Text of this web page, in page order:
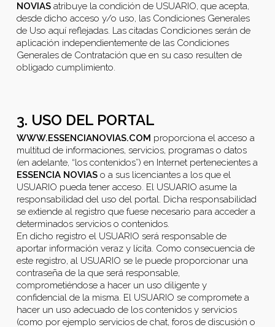
NOVIASatribuye la condición de USUARIO, que acepta,
desde dicho acceso y/o uso, las Condiciones Generales
de Uso aquí reflejadas. Las citadas Condiciones serán de
aplicación independientemente de las Condiciones
Generales de Contratación que en su caso resulten de
obligado cumplimiento.
3. USO DEL PORTAL
WWW.ESSENCIANOVIAS.COM proporciona el acceso a
multitud de informaciones, servicios, programas o datos
(en adelante, “los contenidos”) en Internet pertenecientes a
ESSENCIA NOVIASo a sus licenciantes a los que el
USUARIO pueda tener acceso. El USUARIO asume la
responsabilidad del uso del portal. Dicha responsabilidad
se extiende al registro que fuese necesario para acceder a
determinados servicios o contenidos.
En dicho registro el USUARIO será responsable de
aportar información veraz y lícita. Como consecuencia de
este registro, al USUARIO se le puede proporcionar una
contraseña de la que será responsable,
comprometiéndose a hacer un uso diligente y
confidencial de la misma. El USUARIO se compromete a
hacer un uso adecuado de los contenidos y servicios
(como por ejemplo servicios de chat, foros de discusión o